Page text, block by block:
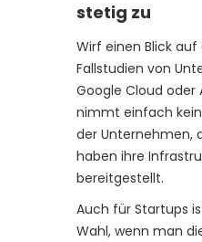
stetig zu
Wirf einen Blick
Fallstudien von
Google Cloud oder
nimmt einfach kein
der Unternehmen,
haben ihre
bereitgestellt.
Auch für Startups
Wahl, wenn man